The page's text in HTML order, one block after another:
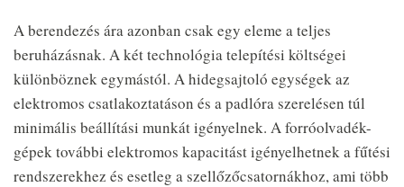
A berendezés ára azonban csak egy eleme a teljes
beruházásnak. A két technológia telepítési költségei
különböznek egymástól. A hidegsajtoló egységek az
elektromos csatlakoztatáson és a padlóra szerelésen túl
minimális beállítási munkát igényelnek. A forróolvadék-
gépek további elektromos kapacitást igényelhetnek a fűtési
rendszerekhez és esetleg a szellőzőcsatornákhoz, ami több